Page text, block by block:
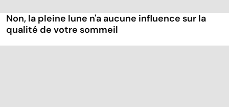
Non, la pleine lune n'a aucune influence sur la
qualité de votre sommeil